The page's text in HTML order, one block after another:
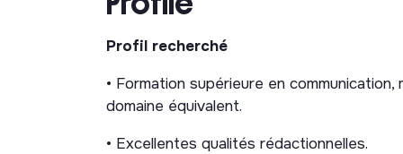
communication de l’agence, print et digitaux.
• Contribuer à la réalisation de
commerciaux et de marketing,
• Participer à la rédaction et à la
sociaux.
Profil recherché
• Formation supérieure en
domaine équivalent.
• Excellentes qualités rédactionnelles.